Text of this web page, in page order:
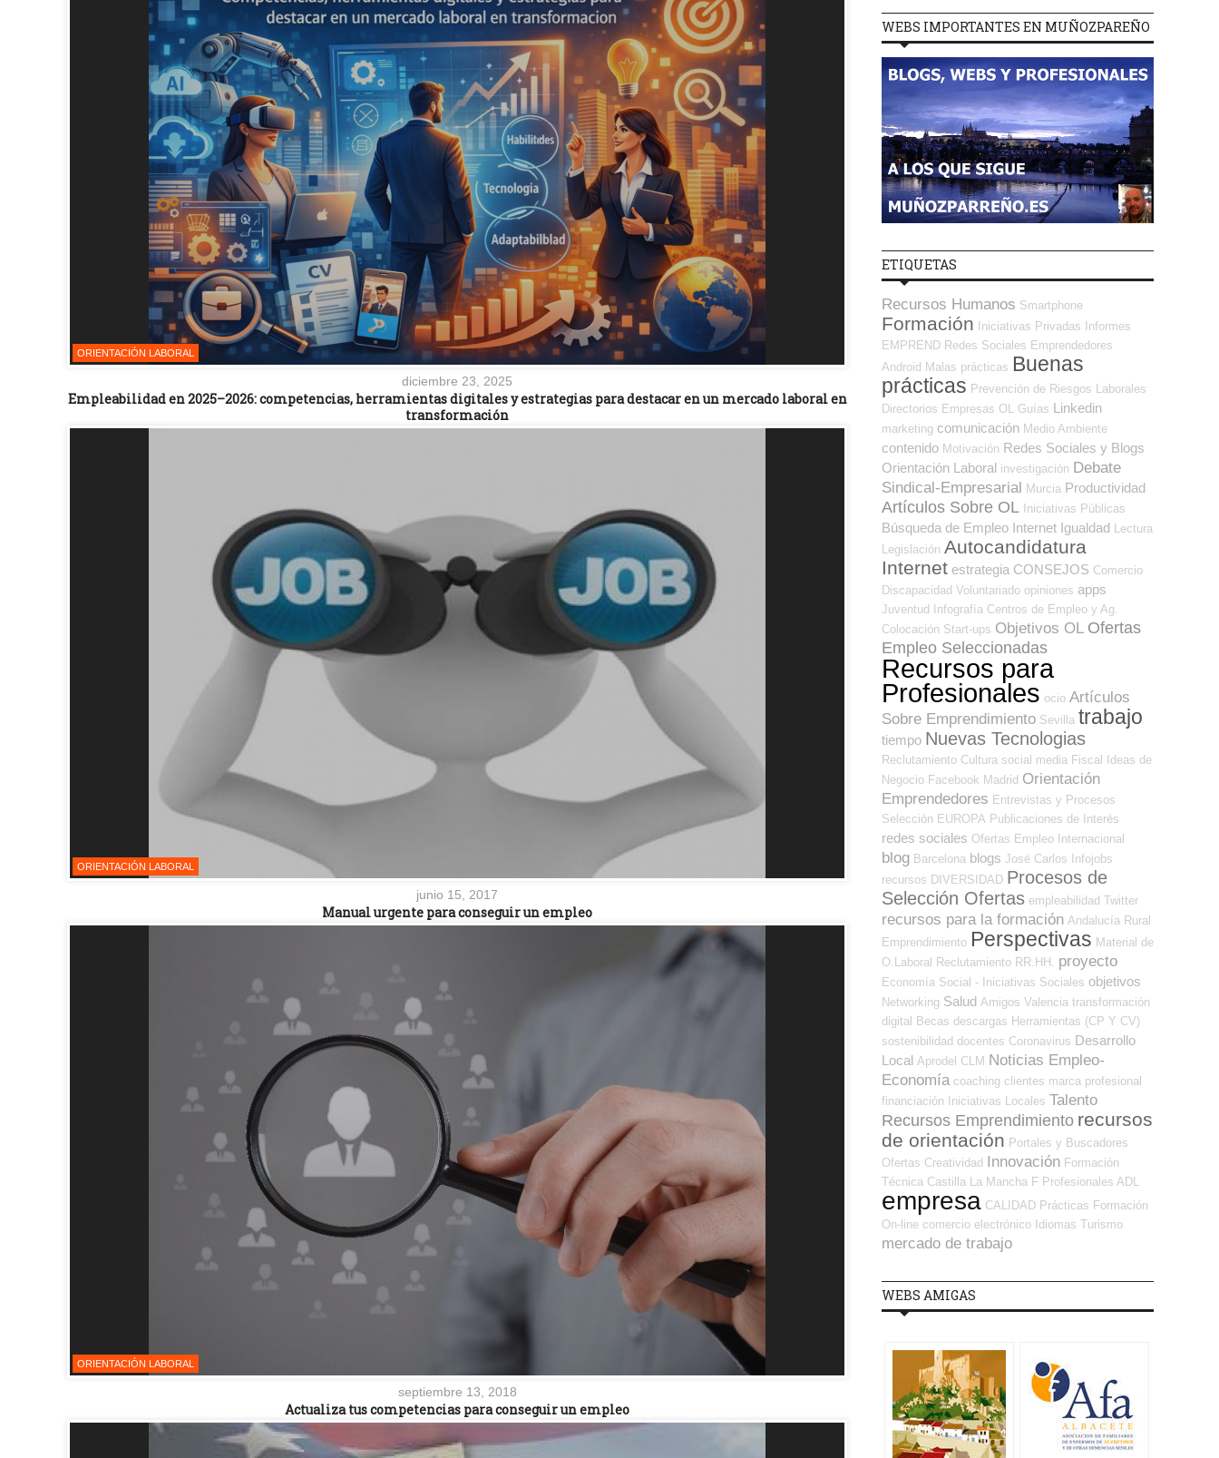
ORIENTACIÓN LABORAL
diciembre 23, 2025
Empleabilidad en 2025–2026: competencias, herramientas digitales y estrategias para destacar en un mercado laboral en
transformación
ORIENTACIÓN LABORAL
junio 15, 2017
Manual urgente para conseguir un empleo
ORIENTACIÓN LABORAL
septiembre 13, 2018
Actualiza tus competencias para conseguir un empleo
WEBS IMPORTANTES EN MUÑOZPAREÑO
ETIQUETAS
Recursos Humanos Smartphone
Formación Iniciativas Privadas
Informes
EMPREND Redes Sociales Emprendedores
Android Malas prácticas Buenas
prácticas Prevención de Riesgos Laborales
Directorios Empresas OL
Guías Linkedin
marketing comunicación Medio Ambiente
contenido Motivación Redes Sociales y Blogs
Orientación Laboral investigación Debate
Sindical-Empresarial Murcia Productividad
Artículos Sobre OL Iniciativas Públicas
Búsqueda de Empleo Internet Igualdad
Lectura
Legislación Autocandidatura
Internet estrategia CONSEJOS Comercio
Discapacidad Voluntariado opiniones apps
Juventud Infografía Centros de Empleo y Ag.
Colocación Start-ups Objetivos OL Ofertas
Empleo Seleccionadas
Recursos para
Profesionales ocio Artículos
Sobre Emprendimiento Sevilla trabajo
tiempo Nuevas Tecnologias
Reclutamiento Cultura social media Fiscal
Ideas de
Negocio Facebook Madrid Orientación
Emprendedores Entrevistas y Procesos
Selección EUROPA Publicaciones de Interés
redes sociales Ofertas Empleo Internacional
blog Barcelona blogs José Carlos
Infojobs
recursos DIVERSIDAD Procesos de
Selección Ofertas empleabilidad Twitter
recursos para la formación Andalucía Rural
Emprendimiento Perspectivas Material de
O.Laboral
Reclutamiento RR.HH. proyecto
Economía Social - Iniciativas Sociales objetivos
Networking Salud Amigos Valencia transformación
digital
Becas descargas Herramientas (CP Y CV)
sostenibilidad docentes Coronavirus Desarrollo
Local Aprodel CLM Noticias Empleo-
Economía coaching clientes marca profesional
financiación
Iniciativas Locales Talento
Recursos Emprendimiento recursos
de orientación Portales y Buscadores
Ofertas Creatividad Innovación Formación
Técnica Castilla La Mancha F Profesionales ADL
empresa CALIDAD Prácticas Formación
On-line comercio electrónico Idiomas Turismo
mercado de trabajo
WEBS AMIGAS